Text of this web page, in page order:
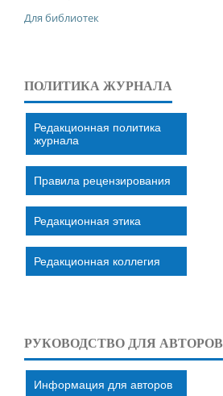
Для библиотек
ПОЛИТИКА ЖУРНАЛА
Редакционная политика
журнала
Правила рецензирования
Редакционная этика
Редакционная коллегия
РУКОВОДСТВО ДЛЯ АВТОРОВ
Информация для авторов